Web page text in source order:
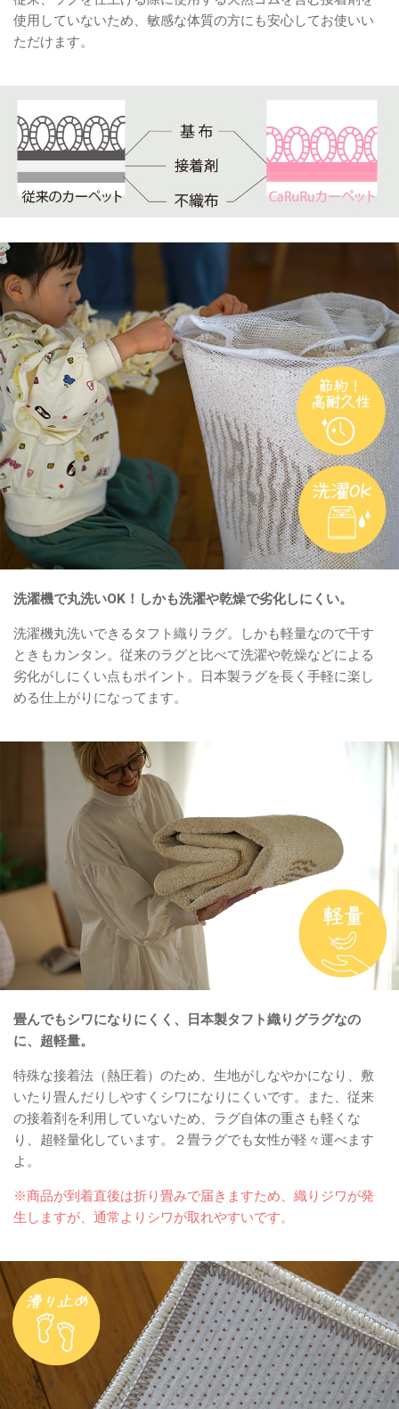
使用していないため、敏感な体質の方にも安心してお使いい
ただけます。
洗濯機で丸洗いOK！しかも洗濯や乾燥で劣化しにくい。
洗濯機丸洗いできるタフト織りラグ。しかも軽量なので干す
ときもカンタン。従来のラグと比べて洗濯や乾燥などによる
劣化がしにくい点もポイント。日本製ラグを長く手軽に楽し
める仕上がりになってます。
畳んでもシワになりにくく、日本製タフト織りグラグなの
に、超軽量。
特殊な接着法（熱圧着）のため、生地がしなやかになり、敷
いたり畳んだりしやすくシワになりにくいです。また、従来
の接着剤を利用していないため、ラグ自体の重さも軽くな
り、超軽量化しています。２畳ラグでも女性が軽々運べます
よ。
※商品が到着直後は折り畳みで届きますため、織りジワが発
生しますが、通常よりシワが取れやすいです。